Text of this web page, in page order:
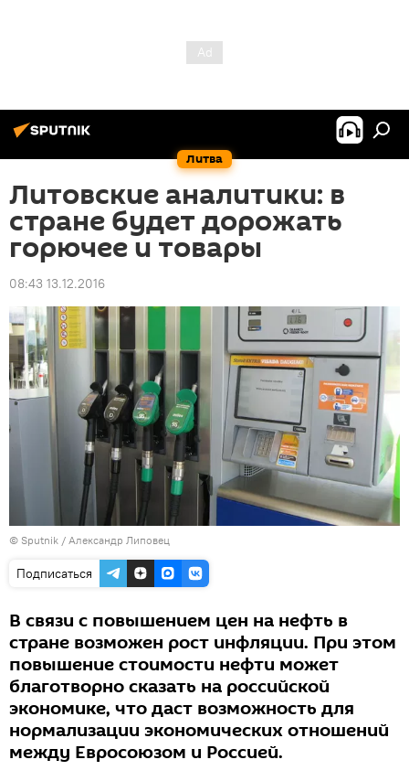
Литва
Литовские аналитики: в
стране будет дорожать
горючее и товары
08:43 13.12.2016
© Sputnik / Александр Липовец
Подписаться
В связи с повышением цен на нефть в
стране возможен рост инфляции. При этом
повышение стоимости нефти может
благотворно сказать на российской
экономике, что даст возможность для
нормализации экономических отношений
между Евросоюзом и Россией.